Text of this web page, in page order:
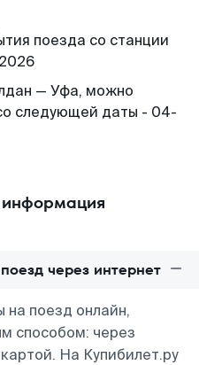
поезда со станции
— Уфа, можно
следующей даты - 04-
через интернет
на поезд онлайн,
способом: через
На Купибилет.ру